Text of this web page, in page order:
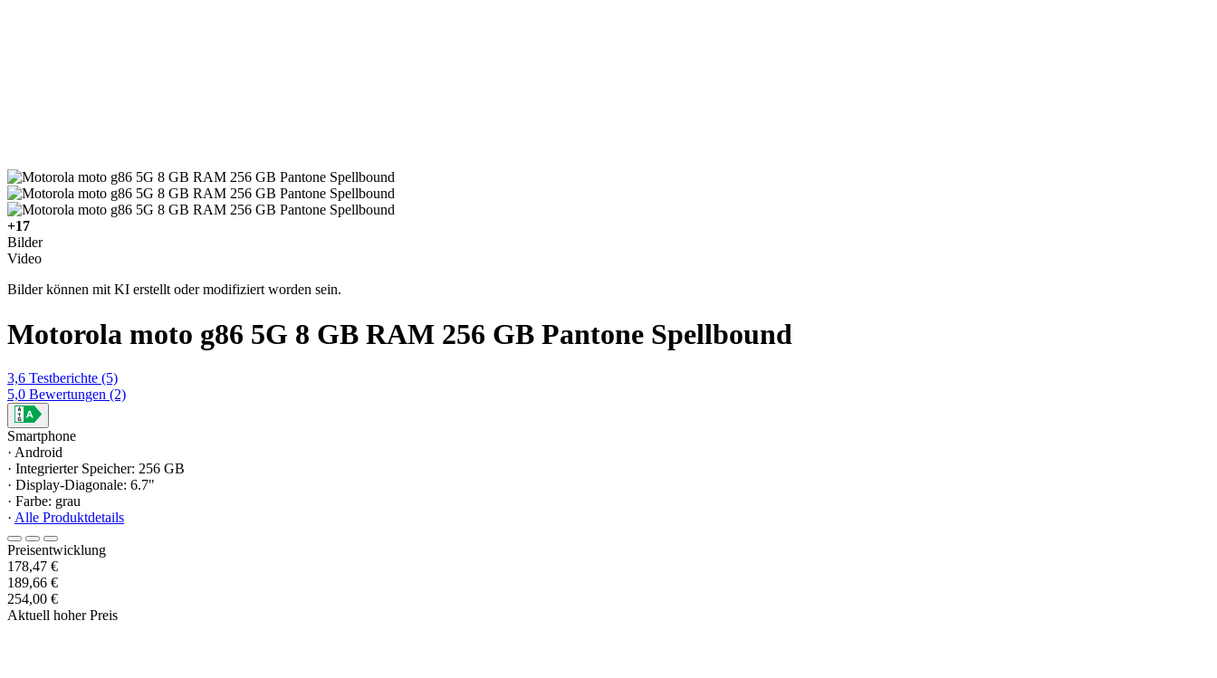
+17
Bilder
Video
Bilder können mit KI erstellt oder modifiziert worden sein.
Motorola moto g86 5G 8 GB RAM 256 GB Pantone Spellbound
3,6 Testberichte (5)
5,0 Bewertungen (2)
Smartphone
· Android
· Integrierter Speicher: 256 GB
· Display-Diagonale: 6.7"
· Farbe: grau
· Alle Produktdetails
Preisentwicklung
178,47 €
189,66 €
254,00 €
Aktuell hoher Preis